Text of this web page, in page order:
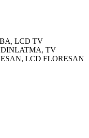
LCD TV
TV
LCD FLORESAN